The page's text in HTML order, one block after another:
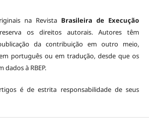
na Revista Brasileira de Execução
os direitos autorais. Autores têm
da contribuição em outro meio,
português ou em tradução, desde que os
dados à RBEP.
é de estrita responsabilidade de seus